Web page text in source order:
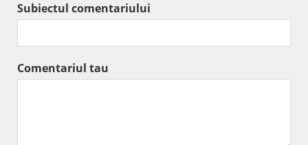
Subiectul comentariului
Comentariul tau